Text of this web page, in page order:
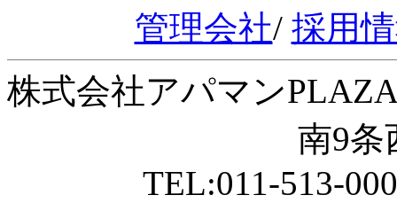
管理会社/ 採用
株式会社アパマン
南9条
TEL:011-513-